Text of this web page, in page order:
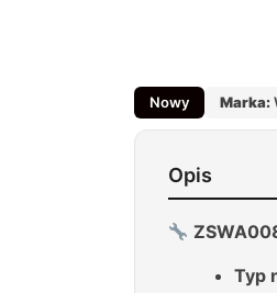
Nowy Marka:
Opis
Typ